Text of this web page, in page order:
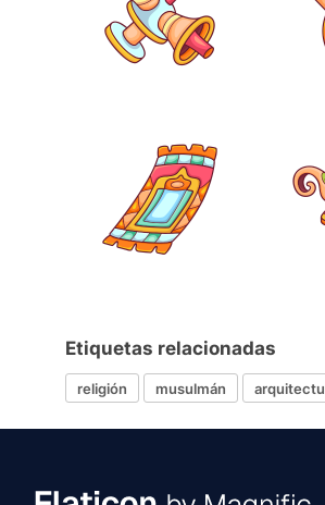
Etiquetas relacionadas
religión musulmán